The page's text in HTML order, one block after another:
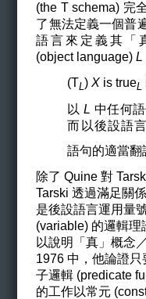
(the T schema) 完
了無法定義一個普
語言來定義其「
(object language)L
(TL)X is trueL
以L 中任何
而以後設語
語句的適當翻
除了 Quine 對
Tarski 透過滿足關
是後設語言運用量
(variable) 的邏輯
以說明
「真」概念
1976 中，他論證
子邏輯 (predicate
的工作以常元